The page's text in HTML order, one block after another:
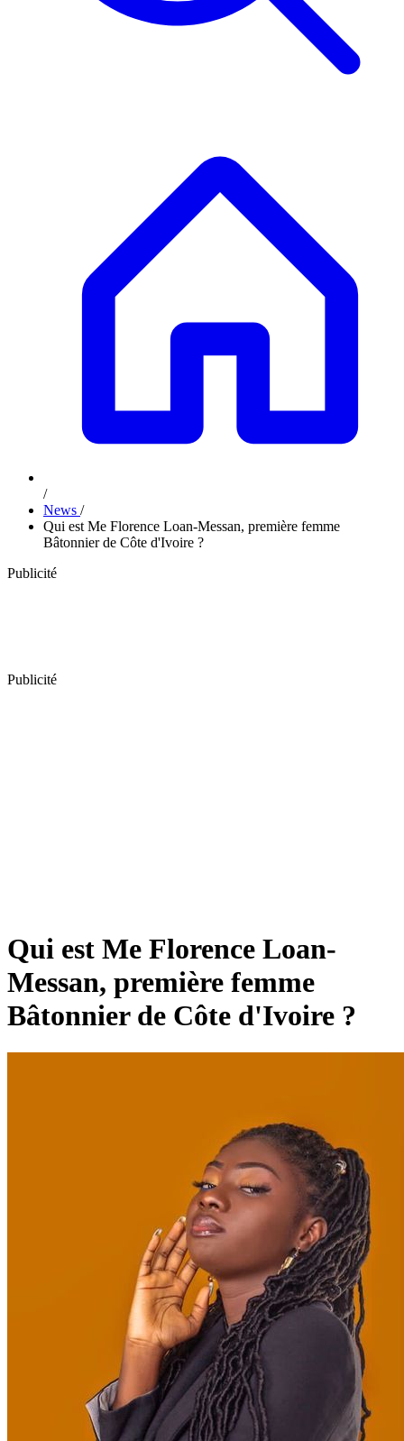
/
News /
Qui est Me Florence Loan-Messan, première femme
Bâtonnier de Côte d'Ivoire ?
Publicité
Publicité
Qui est Me Florence Loan-
Messan, première femme
Bâtonnier de Côte d'Ivoire ?